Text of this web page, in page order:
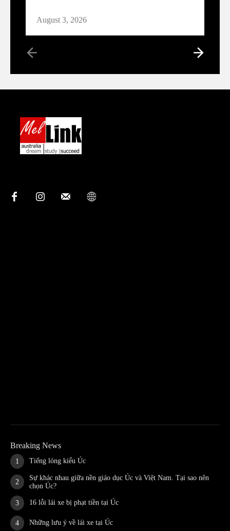
August 3, 2026
Breaking News
Tiếng lóng kiểu Úc
Sự khác nhau giữa nền giáo dục Úc và Việt Nam. Tại sao nên
chọn Úc?
16 lỗi lái xe bị phạt tiền tại Úc
Những lưu ý về lái xe tại Úc